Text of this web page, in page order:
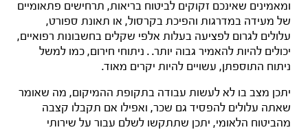
ומאמינים שאינכם זקוקים לביטוח בריאות, תרחישים פתאומיים
של מעידה במדרגות והפיכת בקרסול, או תאונת ספורט,
עלולים לגרום לפציעה בעלות אלפי שקלים בחשבונות רפואיים,
יכולים להיות להאמיר גבוה יותר. . ניתוחי חירום, כמו למשל
ניתוח התוספתן, עשויים להיות יקרים מאוד.
יתכן מצב בו לא לעשות עבודה בתקופת ההמיקום, מה שאומר
שאתה עלולים להפסיד גם שכר, ואפילו אם תקבלו קצבה
מהביטוח הלאומי, יתכן שתתקשו לשלם עבור על שירותי